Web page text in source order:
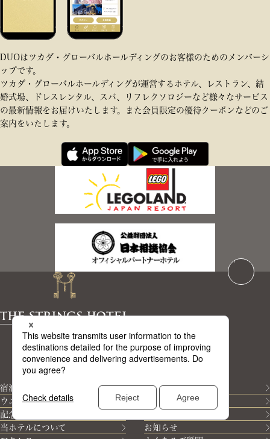
DUOはツカダ・グローバルホールディングのお客様のためのメンバーシ
ップです。
ツカダ・グローバルホールディングが運営するホテル、レストラン、結
婚式場、ドレスレンタル、スパ、リフレクソロジーなど様々なサービス
の最新情報をお届けいたします。また会員限定の優待クーポンなどのご
案内をいたします。
すべての人にご満足いただける
宿泊
レストラン
ウエディング
宴会・会議
記念日・お祝い
当ホテルについて
お知らせ